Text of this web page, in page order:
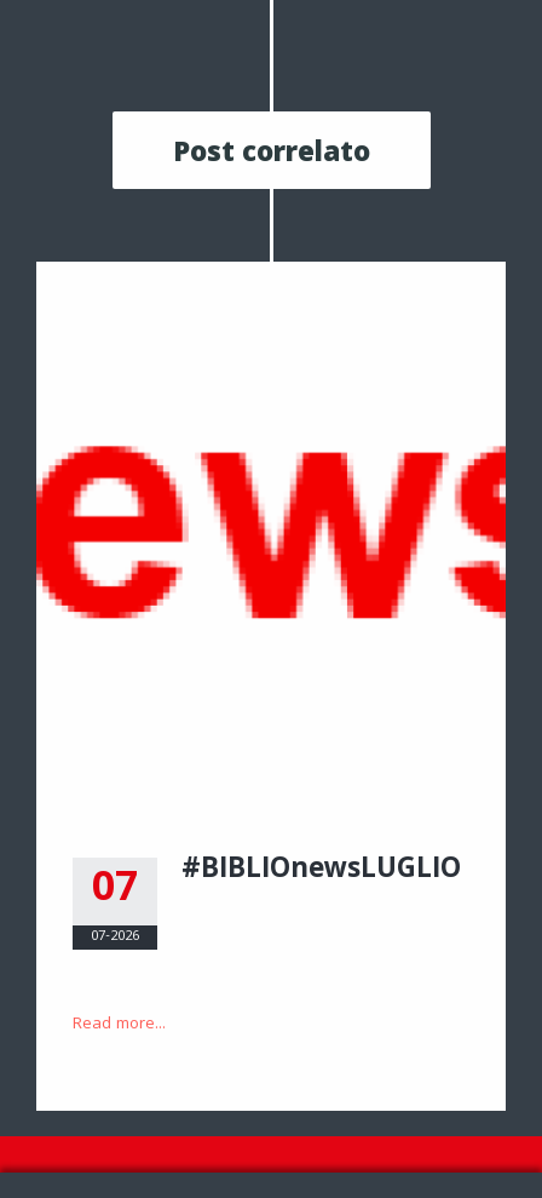
Post correlato
07
07-2026
#BIBLIOnewsLUGLIO
Read more...